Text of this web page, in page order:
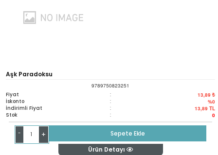
Aşk Paradoksu
9789750823251
Fiyat : 13,89 ₺
İskonto : %0
İndirimli Fiyat : 13,89 TL
Stok : 0
- +
Sepete Ekle
Ürün Detayı